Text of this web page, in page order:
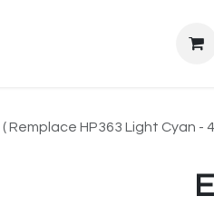
Remplace HP363 Light Cyan - 4